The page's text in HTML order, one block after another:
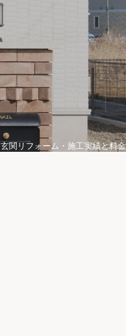
玄関リフォーム・施工実績と料金